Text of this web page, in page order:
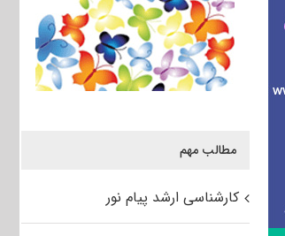
مطالب مهم
کارشناسی ارشد پیام نور